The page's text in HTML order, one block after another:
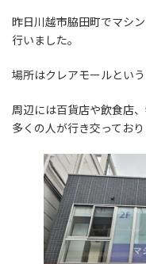
時
:
昨日川越市脇田町でマシ
行いました。
場所はクレアモールとい
周辺には百貨店や飲食店
多くの人が行き交っており